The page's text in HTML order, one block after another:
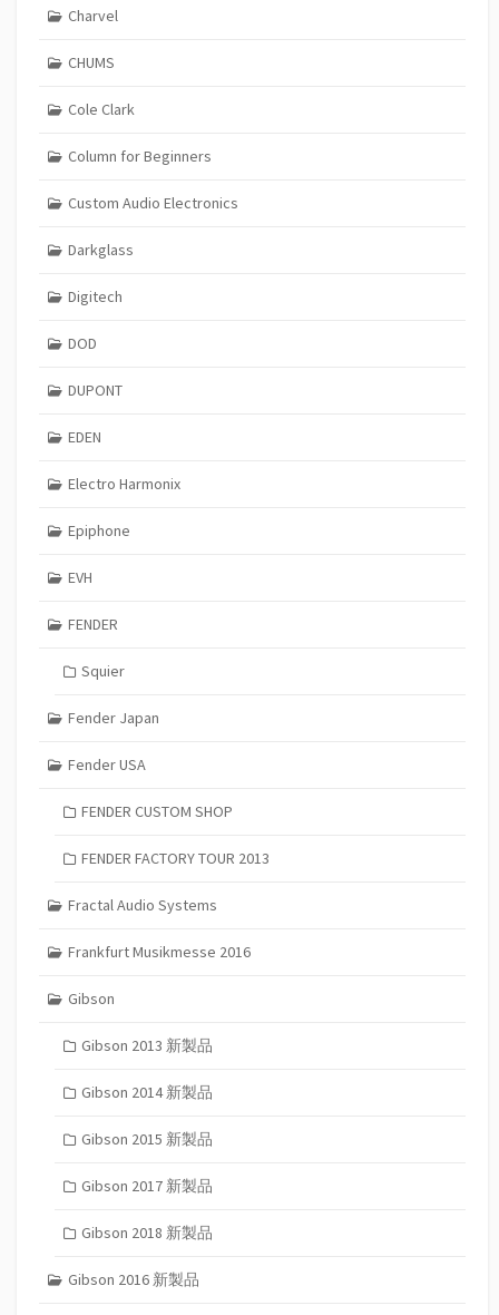
Charvel
CHUMS
Cole Clark
Column for Beginners
Custom Audio Electronics
Darkglass
Digitech
DOD
DUPONT
EDEN
Electro Harmonix
Epiphone
EVH
FENDER
Squier
Fender Japan
Fender USA
FENDER CUSTOM SHOP
FENDER FACTORY TOUR 2013
Fractal Audio Systems
Frankfurt Musikmesse 2016
Gibson
Gibson 2013 新製品
Gibson 2014 新製品
Gibson 2015 新製品
Gibson 2017 新製品
Gibson 2018 新製品
Gibson 2016 新製品